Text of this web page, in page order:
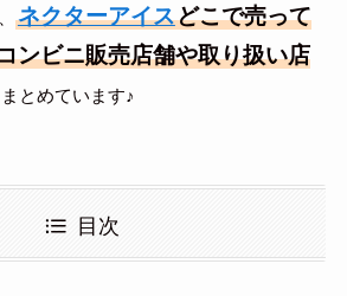
ネクターアイスどこで売って
ンビニ販売店舗や取り扱い店
とめています♪
目次